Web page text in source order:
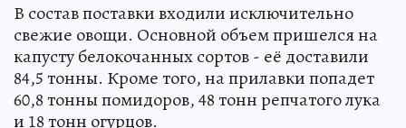
В состав поставки входили исключительно
свежие овощи. Основной объем пришелся на
капусту белокочанных сортов - её доставили
84,5 тонны. Кроме того, на прилавки попадет
60,8 тонны помидоров, 48 тонн репчатого лука
и 18 тонн огурцов.